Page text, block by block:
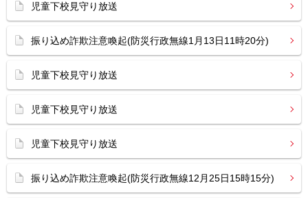
児童下校見守り放送
振り込め詐欺注意喚起(防災行政無線1月13日11時20分)
児童下校見守り放送
児童下校見守り放送
児童下校見守り放送
振り込め詐欺注意喚起(防災行政無線12月25日15時15分)